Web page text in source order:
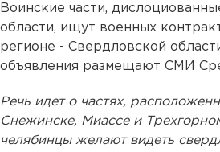
Воинские части,
области, ищут военных
регионе - Свердловской
объявления размещают СМИ
Речь идет о частях,
Снежинске, Миассе и
челябинцы желают видеть